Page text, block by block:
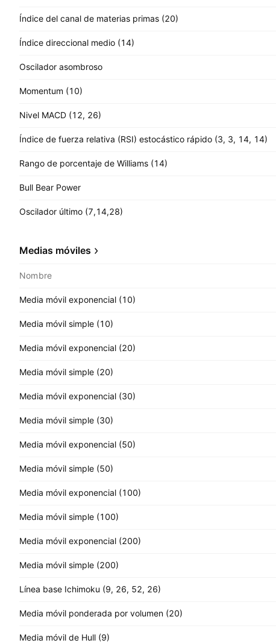
Índice del canal de materias primas (20)
Índice direccional medio (14)
Oscilador asombroso
Momentum (10)
Nivel MACD (12, 26)
Índice de fuerza relativa (RSI) estocástico rápido (3, 3, 14, 14)
Rango de porcentaje de Williams (14)
Bull Bear Power
Oscilador último (7,14,28)
Medias móviles
Nombre
Media móvil exponencial (10)
Media móvil simple (10)
Media móvil exponencial (20)
Media móvil simple (20)
Media móvil exponencial (30)
Media móvil simple (30)
Media móvil exponencial (50)
Media móvil simple (50)
Media móvil exponencial (100)
Media móvil simple (100)
Media móvil exponencial (200)
Media móvil simple (200)
Línea base Ichimoku (9, 26, 52, 26)
Media móvil ponderada por volumen (20)
Media móvil de Hull (9)